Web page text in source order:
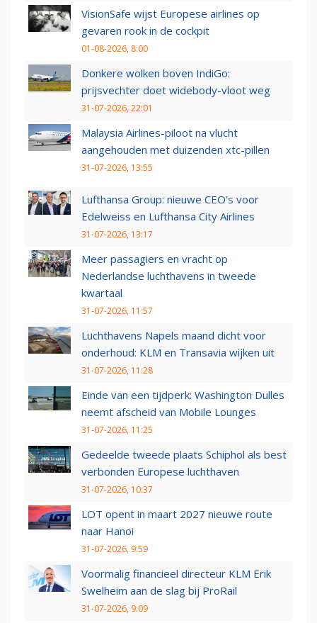
VisionSafe wijst Europese airlines op
gevaren rook in de cockpit
01-08-2026, 8:00
Donkere wolken boven IndiGo:
prijsvechter doet widebody-vloot weg
31-07-2026, 22:01
Malaysia Airlines-piloot na vlucht
aangehouden met duizenden xtc-pillen
31-07-2026, 13:55
Lufthansa Group: nieuwe CEO’s voor
Edelweiss en Lufthansa City Airlines
31-07-2026, 13:17
Meer passagiers en vracht op
Nederlandse luchthavens in tweede
kwartaal
31-07-2026, 11:57
Luchthavens Napels maand dicht voor
onderhoud: KLM en Transavia wijken uit
31-07-2026, 11:28
Einde van een tijdperk: Washington Dulles
neemt afscheid van Mobile Lounges
31-07-2026, 11:25
Gedeelde tweede plaats Schiphol als best
verbonden Europese luchthaven
31-07-2026, 10:37
LOT opent in maart 2027 nieuwe route
naar Hanoi
31-07-2026, 9:59
Voormalig financieel directeur KLM Erik
Swelheim aan de slag bij ProRail
31-07-2026, 9:09